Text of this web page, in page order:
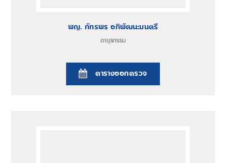
อายุรกรรม
พญ. ภัทรพร อภิพัฒนะมนตรี
ตารางออกตรวจ